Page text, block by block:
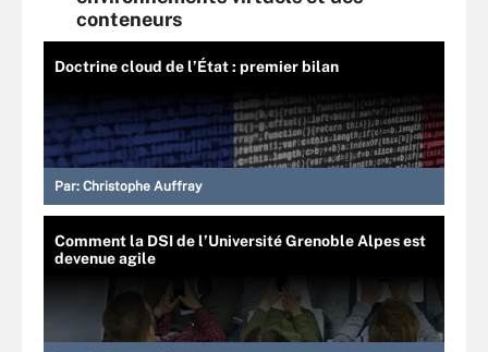
conteneurs
Doctrine cloud de l’État : premier bilan
Par: Christophe Auffray
Comment la DSI de l’Université Grenoble Alpes est
devenue agile